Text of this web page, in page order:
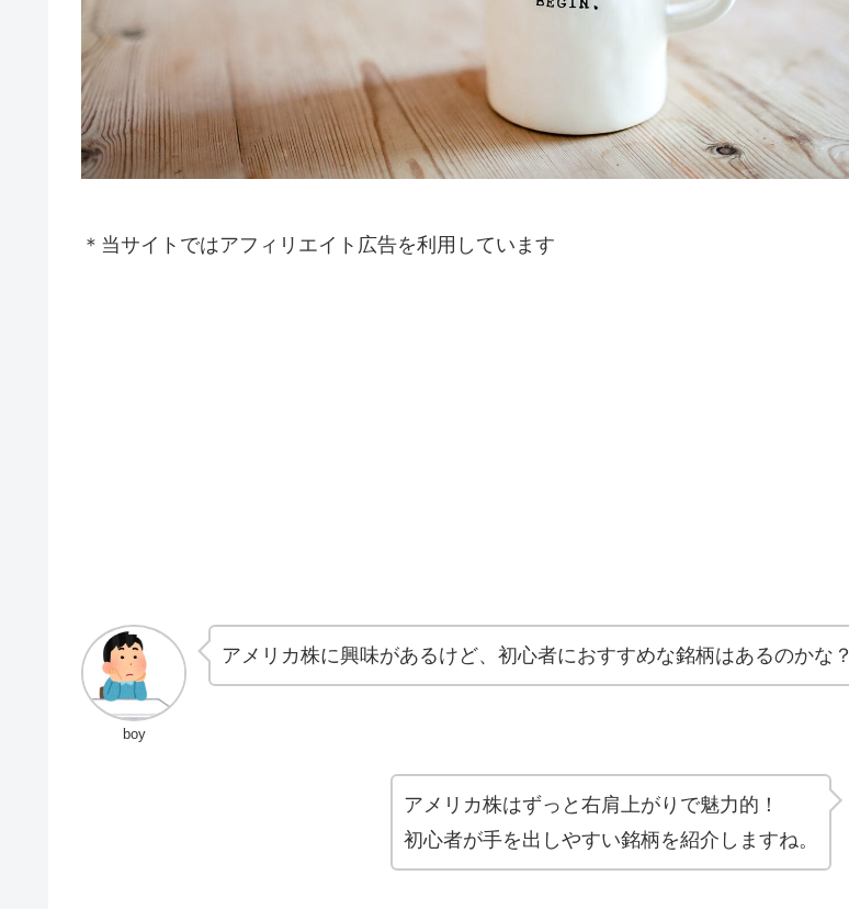
＊当サイトではアフィリエイト広告を利用しています
boy
アメリカ株に興味があるけど、初心者におすすめな銘柄はあるのかな？
アメリカ株はずっと右肩上がりで魅力的！
初心者が手を出しやすい銘柄を紹介しますね。